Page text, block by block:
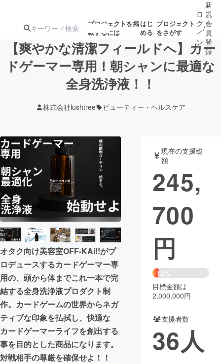
プロジェクトを掲
載するには
はじ
める
プロジェクト
をさがす
注目のリ 注目の新着プロ募集終了が近いプ
テクノロジー・ガジェット
映像・映画 書籍・雑誌
ビジネス・起業 チャレンジ
まちづくり・地域活性化
CAMPFIRE for Social Good
CAMPFIRE Creation
CAMPFIREふるさと納税machi-ya コミュニティ
ロ
グ
イ
ン
/
新
規
会
員
登
録
【爽やかな清潔フィールドへ】カー
ドゲーマー専用！朝シャンに最適な
全身洗浄液！！
株式会社lushtree ビューティー・ヘルスケア
オタク向け美容室OFF-KAi!!がプ
ロデュースするカードゲーマー専
用の、頭から体までこれ一本で完
結する全身洗浄液プロダクト制
作。カードゲームの世界からネガ
ティブな印象を払拭し、快適な
カードゲーマーライフを創出する
事を目的とした商品になります。
対戦相手の尊厳を確保せよ！！
現在の支援総
額
245,
700
円
12%
目標金額は
2,000,000円
支援者数
36人